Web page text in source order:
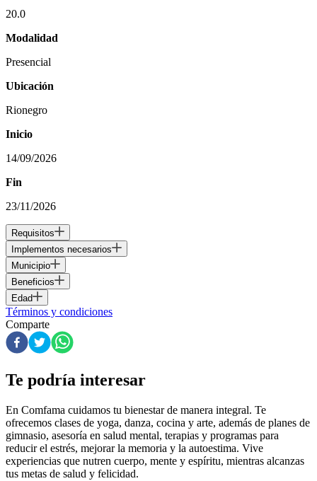
20.0
Modalidad
Presencial
Ubicación
Rionegro
Inicio
14/09/2026
Fin
23/11/2026
Requisitos
Implementos necesarios
Municipio
Beneficios
Edad
Términos y condiciones
Comparte
Te podría interesar
En Comfama cuidamos tu bienestar de manera integral. Te
ofrecemos clases de yoga, danza, cocina y arte, además de planes de
gimnasio, asesoría en salud mental, terapias y programas para
reducir el estrés, mejorar la memoria y la autoestima. Vive
experiencias que nutren cuerpo, mente y espíritu, mientras alcanzas
tus metas de salud y felicidad.